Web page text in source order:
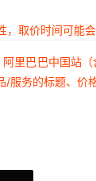
取价时间可能
里巴巴中国站
务的标题、